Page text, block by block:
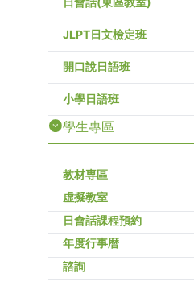
JLPT日文檢定班
開口說日語班
小學日語班
學生專區
教材専區
虚擬教室
日會話課程預約
年度行事暦
諮詢